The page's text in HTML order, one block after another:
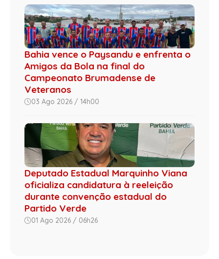
Bahia vence o Paysandu e enfrenta o
Amigos da Bola na final do
Campeonato Brumadense de
Veteranos
03 Ago 2026 / 14h00
Deputado Estadual Marquinho Viana
oficializa candidatura à reeleição
durante convenção estadual do
Partido Verde
01 Ago 2026 / 06h26